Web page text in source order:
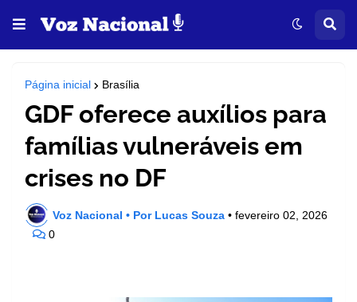
Página inicial Brasília
GDF oferece auxílios para
famílias vulneráveis em
crises no DF
Voz Nacional • Por Lucas Souza • fevereiro 02, 2026
0